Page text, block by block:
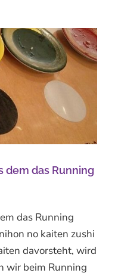
dem das Running
das Running
no kaiten zushi
davorsteht, wird
wir beim Running